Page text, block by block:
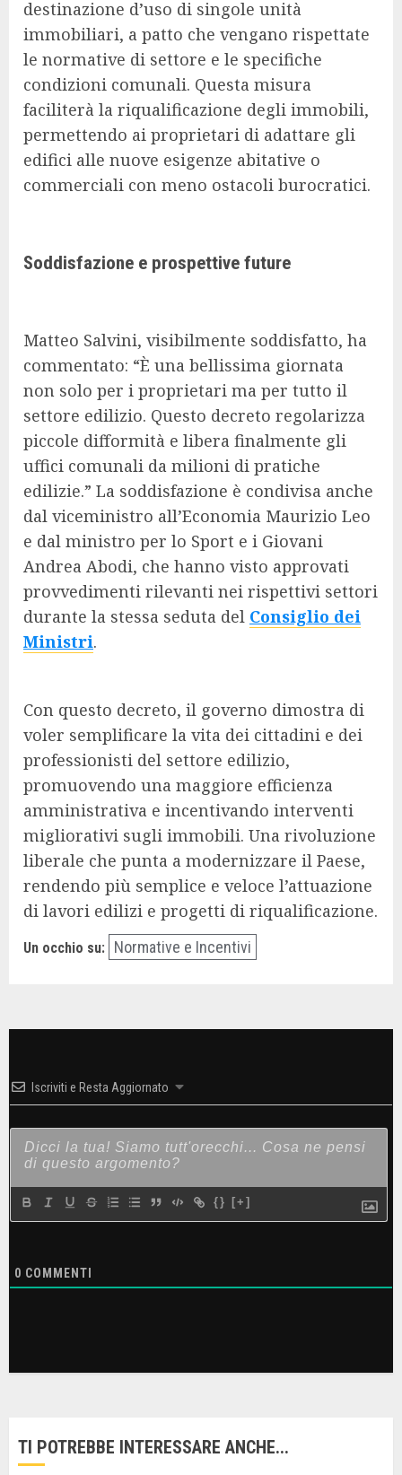
destinazione d’uso di singole unità
immobiliari, a patto che vengano rispettate
le normative di settore e le specifiche
condizioni comunali. Questa misura
faciliterà la riqualificazione degli immobili,
permettendo ai proprietari di adattare gli
edifici alle nuove esigenze abitative o
commerciali con meno ostacoli burocratici.
Soddisfazione e prospettive future
Matteo Salvini, visibilmente soddisfatto, ha
commentato: “È una bellissima giornata
non solo per i proprietari ma per tutto il
settore edilizio. Questo decreto regolarizza
piccole difformità e libera finalmente gli
uffici comunali da milioni di pratiche
edilizie.” La soddisfazione è condivisa anche
dal viceministro all’Economia Maurizio Leo
e dal ministro per lo Sport e i Giovani
Andrea Abodi, che hanno visto approvati
provvedimenti rilevanti nei rispettivi settori
durante la stessa seduta del Consiglio dei
Ministri.
Con questo decreto, il governo dimostra di
voler semplificare la vita dei cittadini e dei
professionisti del settore edilizio,
promuovendo una maggiore efficienza
amministrativa e incentivando interventi
migliorativi sugli immobili. Una rivoluzione
liberale che punta a modernizzare il Paese,
rendendo più semplice e veloce l’attuazione
di lavori edilizi e progetti di riqualificazione.
Un occhio su: Normative e Incentivi
Iscriviti e Resta Aggiornato
{} [+]
0 COMMENTI
TI POTREBBE INTERESSARE ANCHE...